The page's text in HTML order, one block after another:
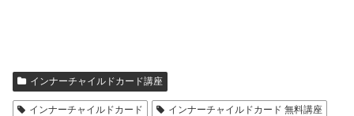
インナーチャイルドカード講座
インナーチャイルドカード
インナーチャイルドカード 無料講座